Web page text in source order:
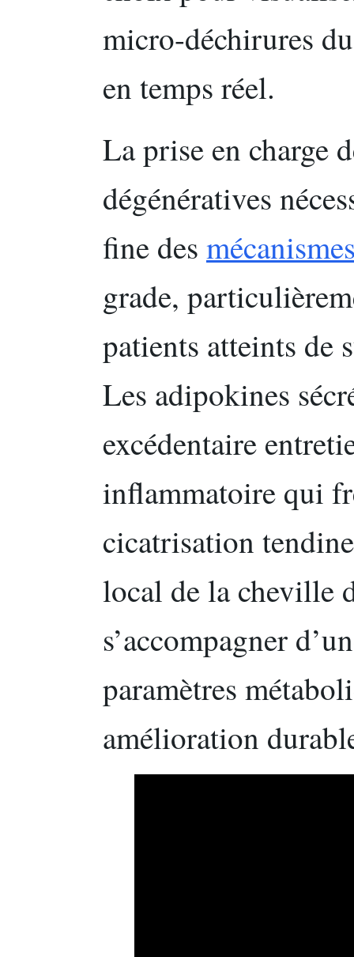
micro-déchirures
en temps réel.
La prise en charge
dégénératives
fine des
grade,
patients atteints de
Les adipokines
excédentaire
inflammatoire qui
cicatrisation
local de la cheville
s’accompagner
paramètres
amélioration